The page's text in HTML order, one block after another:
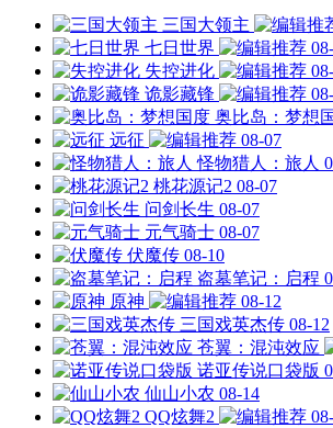
三国大领主
七日世界
失控进化
诡影藏锋
奥比岛：梦想
远征
08-07
怪物猎人：旅人
桃花源记2 08-07
问剑长生 08-07
元气骑士 08-07
伏魔传 08-10
盗墓笔记：启程
原神
08-12
三国戏英杰传 08-12
苍翼：混沌效应
诺亚传说口袋版
仙山小农 08-14
QQ炫舞2